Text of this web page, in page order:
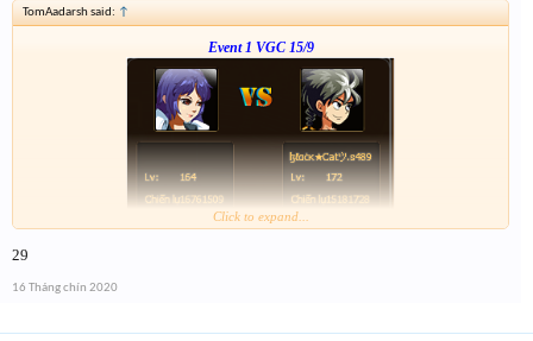
TomAadarsh said: ↑
Event 1 VGC 15/9
Click to expand...
29
16 Tháng chín 2020